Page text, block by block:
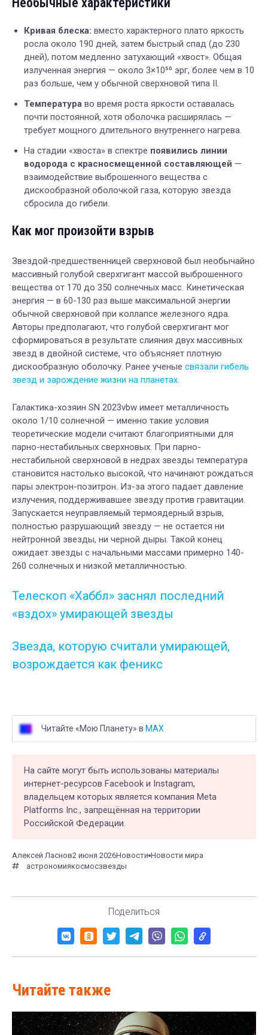
Кривая блеска: вместо характерного плато яркость
росла около 190 дней, затем быстрый спад (до 230
дней), потом медленно затухающий «хвост». Общая
излученная энергия — около 3×10⁵⁰ эрг, более чем в 10
раз больше, чем у обычной сверхновой типа II.
Температура во время роста яркости оставалась
почти постоянной, хотя оболочка расширялась —
требует мощного длительного внутреннего нагрева.
На стадии «хвоста» в спектре появились линии
водорода с красносмещенной составляющей —
взаимодействие выброшенного вещества с
дискообразной оболочкой газа, которую звезда
сбросила до гибели.
Как мог произойти взрыв
Звездой-предшественницей сверхновой был необычайно
массивный голубой сверхгигант массой выброшенного
вещества от 170 до 350 солнечных масс. Кинетическая
энергия — в 60-130 раз выше максимальной энергии
обычной сверхновой при коллапсе железного ядра.
Авторы предполагают, что голубой сверхгигант мог
сформироваться в результате слияния двух массивных
звезд в двойной системе, что объясняет плотную
дискообразную оболочку. Ранее ученые связали гибель
звезд и зарождение жизни на планетах.
Галактика-хозяин SN 2023vbw имеет металличность
около 1/10 солнечной — именно такие условия
теоретические модели считают благоприятными для
парно-нестабильных сверхновых. При парно-
нестабильной сверхновой в недрах звезды температура
становится настолько высокой, что начинают рождаться
пары электрон-позитрон. Из-за этого падает давление
излучения, поддерживавшее звезду против гравитации.
Запускается неуправляемый термоядерный взрыв,
полностью разрушающий звезду — не остается ни
нейтронной звезды, ни черной дыры. Такой конец
ожидает звезды с начальными массами примерно 140-
260 солнечных и низкой металличностью.
Телескоп «Хаббл» заснял последний
«вздох» умирающей звезды
Звезда, которую считали умирающей,
возрождается как феникс
Читайте «Мою Планету» в MAX
На сайте могут быть использованы материалы
интернет-ресурсов Facebook и Instagram,
владельцем которых является компания Meta
Platforms Inc., запрещённая на территории
Российской Федерации.
Алексей Ласнов2 июня 2026Новости Новости мира
астрономиякосмосзвезды
Поделиться
Читайте также